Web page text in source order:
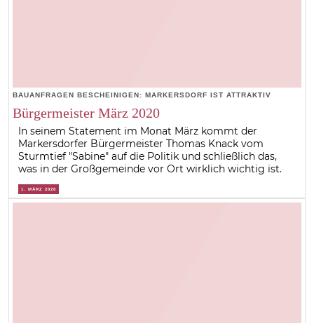
BAUANFRAGEN BESCHEINIGEN: MARKERSDORF IST ATTRAKTIV
Bürgermeister März 2020
In seinem Statement im Monat März kommt der
Markersdorfer Bürgermeister Thomas Knack vom
Sturmtief "Sabine" auf die Politik und schließlich das,
was in der Großgemeinde vor Ort wirklich wichtig ist.
1. MÄRZ 2020